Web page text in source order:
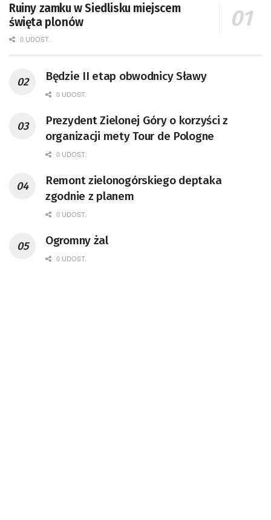
Ruiny zamku w Siedlisku miejscem
święta plonów
0 UDOST.
Będzie II etap obwodnicy Sławy
0 UDOST.
Prezydent Zielonej Góry o korzyści z
organizacji mety Tour de Pologne
0 UDOST.
Remont zielonogórskiego deptaka
zgodnie z planem
0 UDOST.
Ogromny żal
0 UDOST.